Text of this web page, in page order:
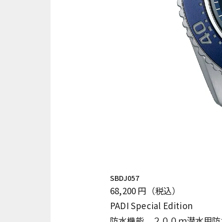
SBDJ057
68,200 円（税込）
PADI Special Edition